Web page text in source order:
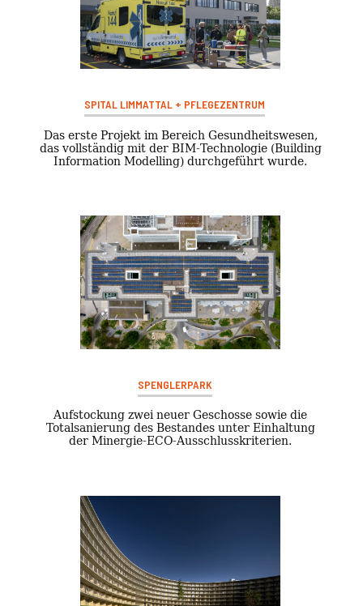
SPITAL LIMMATTAL + PFLEGEZENTRUM
Das erste Projekt im Bereich Gesundheitswesen,
das vollständig mit der BIM-Technologie (Building
Information Modelling) durchgeführt wurde.
SPENGLERPARK
Aufstockung zwei neuer Geschosse sowie die
Totalsanierung des Bestandes unter Einhaltung
der Minergie-ECO-Ausschlusskriterien.